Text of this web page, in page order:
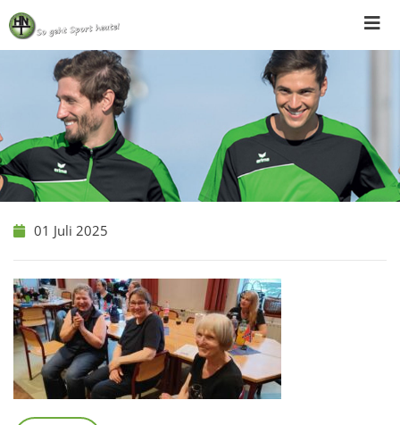
Skip
to
content
01 Juli 2025